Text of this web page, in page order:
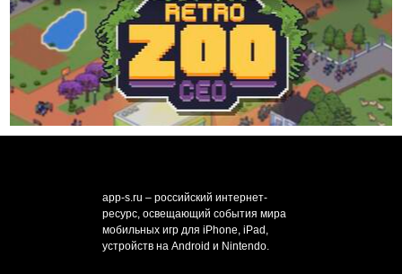
app-s.ru – российский интернет-
ресурс, освещающий события мира
мобильных игр для iPhone, iPad,
устройств на Android и Nintendo.